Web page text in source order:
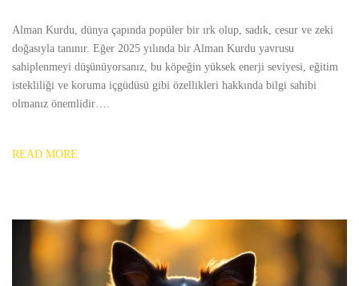
Alman Kurdu, dünya çapında popüler bir ırk olup, sadık, cesur ve zeki
doğasıyla tanınır. Eğer 2025 yılında bir Alman Kurdu yavrusu
sahiplenmeyi düşünüyorsanız, bu köpeğin yüksek enerji seviyesi, eğitim
istekliliği ve koruma içgüdüsü gibi özellikleri hakkında bilgi sahibi
olmanız önemlidir….
READ MORE